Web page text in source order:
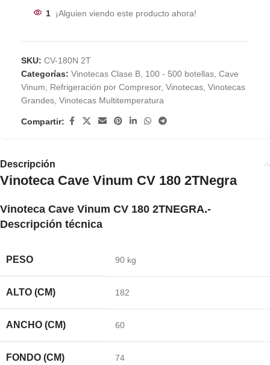
1 ¡Alguien viendo este producto ahora!
SKU: CV-180N 2T
Categorías: Vinotecas Clase B 100 - 500 botellas Cave
Vinum
Refrigeración por Compresor, Vinotecas Vinotecas
Grandes Vinotecas Multitemperatura
Compartir:
Descripción
Vinoteca Cave Vinum CV 180 2TNegra
Vinoteca Cave Vinum CV 180 2TNEGRA.-
Descripción técnica
PESO 90 kg
ALTO (CM) 182
ANCHO (CM) 60
FONDO (CM) 74